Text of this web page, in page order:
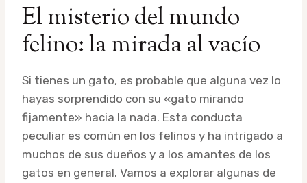
El misterio del mundo
felino: la mirada al vacío
Si tienes un gato, es probable que alguna vez lo
hayas sorprendido con su «gato mirando
fijamente» hacia la nada. Esta conducta
peculiar es común en los felinos y ha intrigado a
muchos de sus dueños y a los amantes de los
gatos en general. Vamos a explorar algunas de